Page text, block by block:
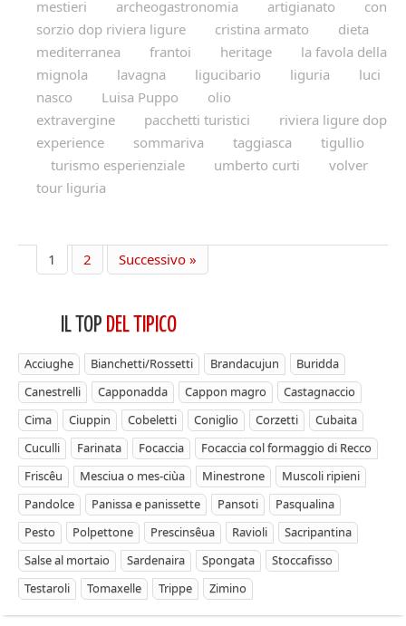
mestieri
archeogastronomia artigianato
con
sorzio dop riviera ligure
cristina armato
dieta
mediterranea
frantoi heritage
la favola della
mignola
lavagna ligucibario liguria
luci
nasco
Luisa Puppo
olio
extravergine
pacchetti turistici
riviera ligure dop
experience
sommariva taggiasca
tigullio
turismo esperienziale
umberto curti
volver
tour liguria
1 2 Successivo »
IL TOP DEL TIPICO
Acciughe Bianchetti/Rossetti Brandacujun
Buridda
Canestrelli
Capponadda Cappon magro
Castagnaccio
Cima
Ciuppin Cobeletti Coniglio Corzetti
Cubaita
Cuculli
Farinata Focaccia
Focaccia col formaggio di Recco
Friscêu
Mesciua o mes-ciùa Minestrone
Muscoli ripieni
Pandolce
Panissa e panissette Pansoti
Pasqualina
Pesto
Polpettone Prescinsêua Ravioli
Sacripantina
Salse al mortaio
Sardenaira Spongata
Stoccafisso
Testaroli
Tomaxelle Trippe Zimino